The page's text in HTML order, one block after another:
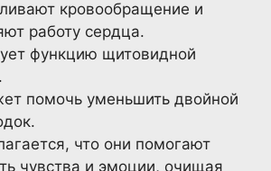
кровообращение и
работу сердца.
функцию щитовидной
помочь уменьшить двойной
что они помогают
чувства и эмоции, очищая